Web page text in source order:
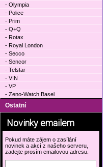
- Olympia
- Police
- Prim
- Q+Q
- Rotax
- Royal London
- Secco
- Sencor
- Telstar
- VIN
- VP
- Zeno-Watch Basel
Ostatní
Novinky emailem
Pokud máte zájem o zasílání
novinek a akcí z našeho serveru,
zadejte prosím emailovou adresu.